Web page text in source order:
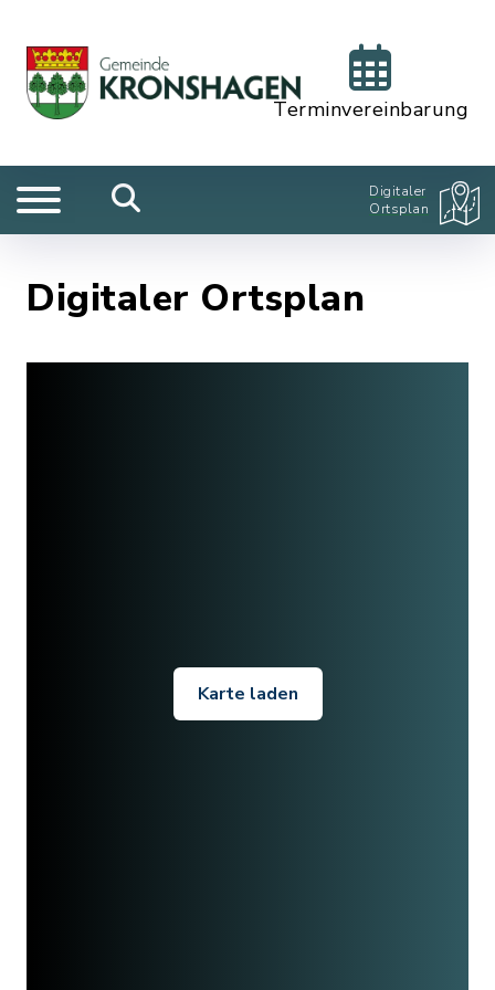
Terminvereinbarung
Digitaler
Ortsplan
Digitaler Ortsplan
Karte laden